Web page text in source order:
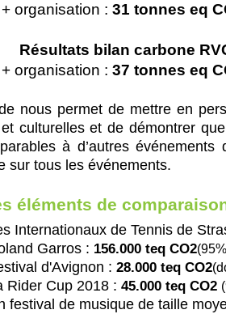
+ organisation : 31 tonnes eq
Résultats bilan carbone
+ organisation : 37 tonnes eq
nous permet de mettre en
culturelles et de démontrer
à d’autres
sur tous les événements.
éléments de
Internationaux de Tennis de
Garros : 156.000 teq CO2
d'Avignon : 28.000 teq CO2
Rider Cup 2018 : 45.000 teq CO2
festival de musique de taille